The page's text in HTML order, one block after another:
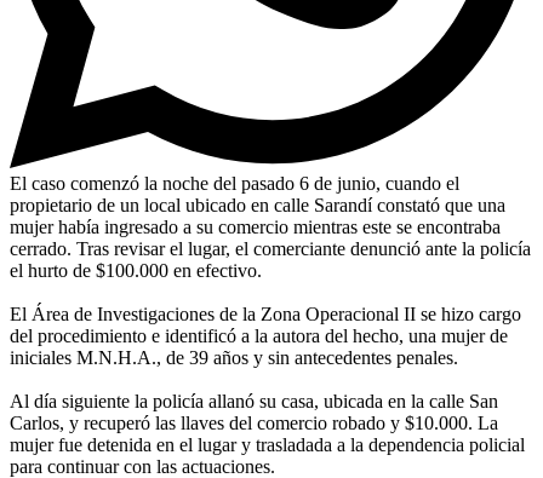
El caso comenzó la noche del pasado 6 de junio, cuando el
propietario de un local ubicado en calle Sarandí constató que una
mujer había ingresado a su comercio mientras este se encontraba
cerrado. Tras revisar el lugar, el comerciante denunció ante la policía
el hurto de $100.000 en efectivo.
El Área de Investigaciones de la Zona Operacional II se hizo cargo
del procedimiento e identificó a la autora del hecho, una mujer de
iniciales M.N.H.A., de 39 años y sin antecedentes penales.
Al día siguiente la policía allanó su casa, ubicada en la calle San
Carlos, y recuperó las llaves del comercio robado y $10.000. La
mujer fue detenida en el lugar y trasladada a la dependencia policial
para continuar con las actuaciones.